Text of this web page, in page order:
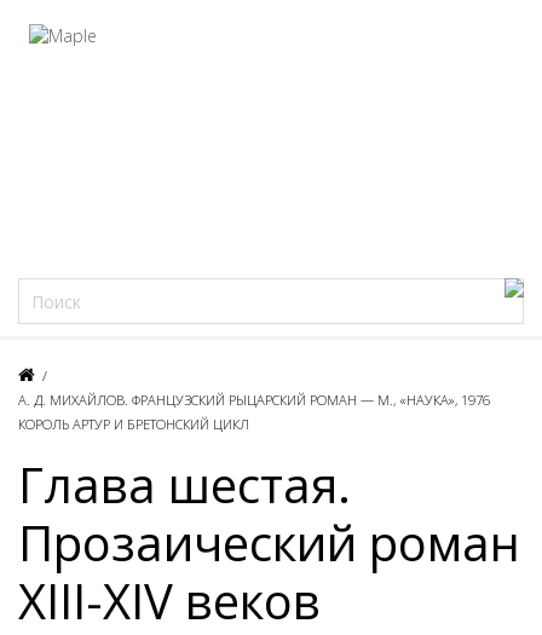
/
А. Д. МИХАЙЛОВ. ФРАНЦУЗСКИЙ РЫЦАРСКИЙ РОМАН — М., «НАУКА», 1976
КОРОЛЬ АРТУР И БРЕТОНСКИЙ ЦИКЛ
Глава шестая.
Прозаический роман
XIII-XIV веков